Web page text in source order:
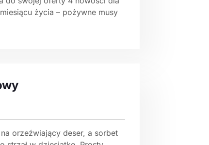
życia – pożywne musy
orzeźwiający deser, a sorbet